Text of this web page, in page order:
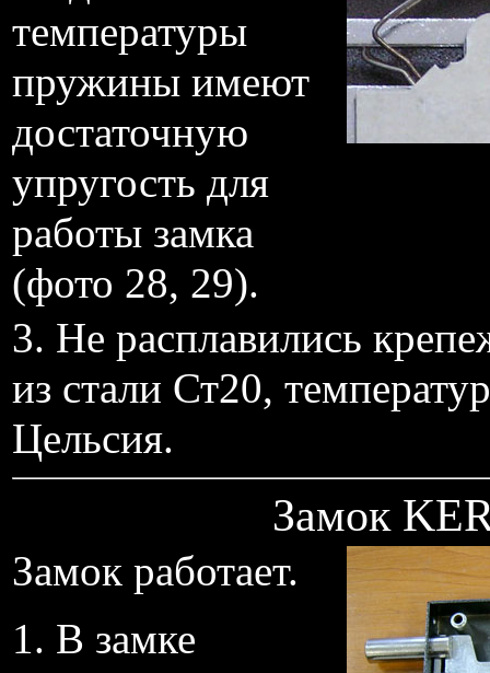
температуры
пружины имеют
достаточную
упругость для
работы замка
(фото 28, 29).
3. Не расплавились
из стали Ст20,
Цельсия.
Замок
Замок работает.
1. В замке